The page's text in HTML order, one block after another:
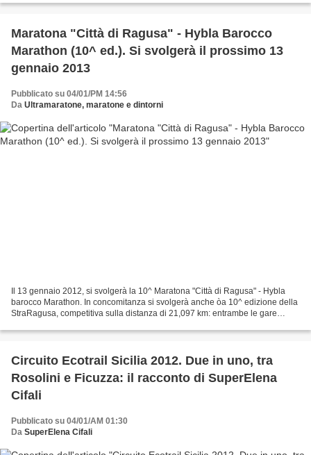
Maratona "Città di Ragusa" - Hybla Barocco
Marathon (10^ ed.). Si svolgerà il prossimo 13
gennaio 2013
Pubblicato su 04/01/PM 14:56
Da Ultramaratone, maratone e dintorni
Il 13 gennaio 2012, si svolgerà la 10^ Maratona "Città di Ragusa" - Hybla
barocco Marathon. In concomitanza si svolgerà anche òa 10^ edizione della
StraRagusa, competitiva sulla distanza di 21,097 km: entrambe le gare
Circuito Ecotrail Sicilia 2012. Due in uno, tra
Rosolini e Ficuzza: il racconto di SuperElena
Cifali
Pubblicato su 04/01/AM 01:30
Da SuperElena Cifali